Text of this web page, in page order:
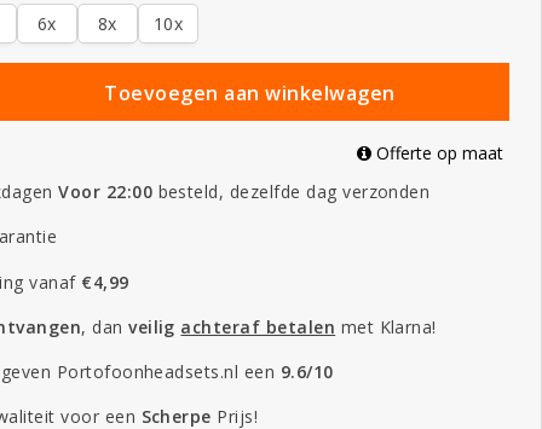
6x 8x 10x
Toevoegen aan winkelwagen
Offerte op maat
Voor 22:00 besteld, dezelfde dag verzonden
vanaf €4,99
, danveilig achteraf betalen met Klarna!
Portofoonheadsets.nl een 9.6/10
voor een Scherpe Prijs!